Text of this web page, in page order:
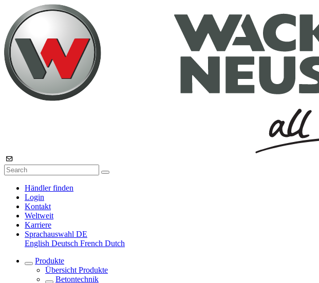
Händler finden
Login
Kontakt
Weltweit
Karriere
Sprachauswahl DE
English Deutsch French Dutch
Produkte
Übersicht Produkte
Betontechnik